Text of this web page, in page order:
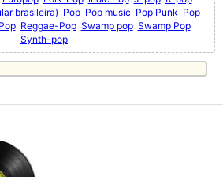
brasileira) Pop Pop music Pop Punk Pop
Reggae-Pop Swamp pop Swamp Pop
Synth-pop